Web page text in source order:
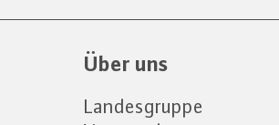
Über uns
Landesgruppe